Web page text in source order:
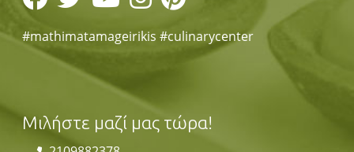
#mathimatamageirikis #culinarycenter
Μιλήστε μαζί μας τώρα!